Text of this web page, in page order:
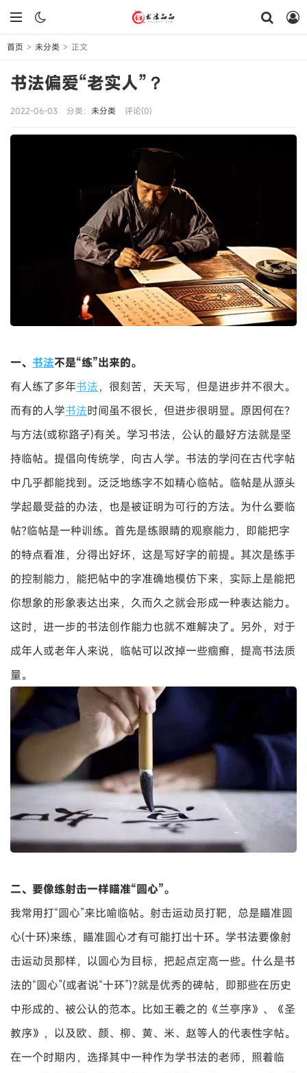
首页 > 未分类 > 正文
书法偏爱“老实人”？
2022-06-03 分类： 未分类 评论(0)
一、 书法不是“练”出来的。
有人练了多年书法，很刻苦，天天写，但是进步并不很大。
而有的人学书法时间虽不很长，但进步很明显。原因何在?
与方法(或称路子)有关。学习书法，公认的最好方法就是坚
持临帖。提倡向传统学，向古人学。书法的学问在古代字帖
中几乎都能找到。泛泛地练字不如精心临帖。临帖是从源头
学起最受益的办法，也是被证明为可行的方法。为什么要临
帖?临帖是一种训练。首先是练眼睛的观察能力，即能把字
的特点看准，分得出好坏，这是写好字的前提。其次是练手
的控制能力，能把帖中的字准确地模仿下来，实际上是能把
你想象的形象表达出来，久而久之就会形成一种表达能力。
这时，进一步的书法创作能力也就不难解决了。另外，对于
成年人或老年人来说，临帖可以改掉一些痼癣，提高书法质
量。
二、要像练射击一样瞄准“圆心”。
我常用打“圆心”来比喻临帖。射击运动员打靶，总是瞄准圆
心(十环)来练，瞄准圆心才有可能打出十环。学书法要像射
击运动员那样，以圆心为目标，把起点定高一些。什么是书
法的“圆心”(或者说“十环”)?就是优秀的碑帖，即那些在历史
中形成的、被公认的范本。比如王羲之的《兰亭序》、《圣
教序》，以及欧、颜、柳、黄、米、赵等人的代表性字帖。
在一个时期内，选择其中一种作为学书法的老师，照着临